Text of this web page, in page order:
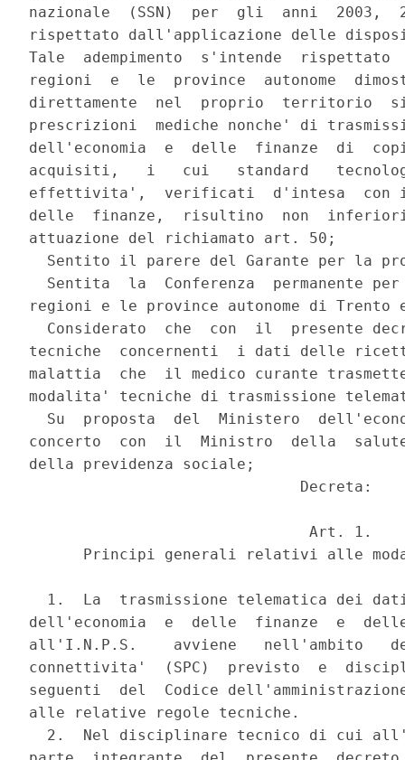
nazionale  (SSN)  per  gli  anni  2003,
rispettato dall'applicazione delle
Tale  adempimento  s'intende
regioni  e  le  province  autonome
direttamente  nel  proprio  territorio
prescrizioni  mediche nonche' di
dell'economia  e  delle  finanze  di
acquisiti,   i   cui   standard
effettivita',  verificati  d'intesa  con il
delle  finanze,  risultino  non
attuazione del richiamato art. 50;
Sentito il parere del Garante per la
Sentita  la  Conferenza  permanente
regioni e le province autonome di Trento
Considerato  che  con  il  presente
tecniche  concernenti  i dati delle
malattia  che  il medico curante
modalita' tecniche di trasmissione
Su  proposta  del  Ministero
concerto  con  il  Ministro  della
della previdenza sociale;
                              Decreta:
                               Art. 1.
Principi generali relativi alle
1.  La  trasmissione telematica dei
dell'economia  e  delle  finanze  e
all'I.N.P.S.    avviene   nell'ambito
connettivita'  (SPC)  previsto  e
seguenti  del  Codice
alle relative regole tecniche.
2.  Nel disciplinare tecnico di cui